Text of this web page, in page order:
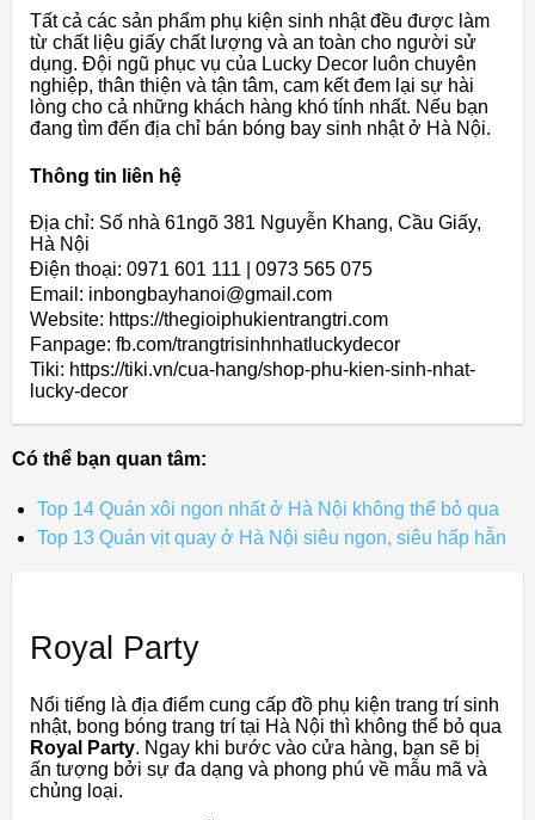
Tất cả các sản phẩm phụ kiện sinh nhật đều được làm
từ chất liệu giấy chất lượng và an toàn cho người sử
dụng. Đội ngũ phục vụ của Lucky Decor luôn chuyên
nghiệp, thân thiện và tận tâm, cam kết đem lại sự hài
lòng cho cả những khách hàng khó tính nhất. Nếu bạn
đang tìm đến địa chỉ bán bóng bay sinh nhật ở Hà Nội.
Thông tin liên hệ
Địa chỉ: Số nhà 61ngõ 381 Nguyễn Khang, Cầu Giấy,
Hà Nội
Điện thoại: 0971 601 111 | 0973 565 075
Email: inbongbayhanoi@gmail.com
Website: https://thegioiphukientrangtri.com
Fanpage: fb.com/trangtrisinhnhatluckydecor
Tiki: https://tiki.vn/cua-hang/shop-phu-kien-sinh-nhat-
lucky-decor
Có thể bạn quan tâm:
Top 14 Quán xôi ngon nhất ở Hà Nội không thể bỏ qua
Top 13 Quán vịt quay ở Hà Nội siêu ngon, siêu hấp hẫn
Royal Party
Nổi tiếng là địa điểm cung cấp đồ phụ kiện trang trí sinh
nhật, bong bóng trang trí tại Hà Nội thì không thể bỏ qua
Royal Party. Ngay khi bước vào cửa hàng, bạn sẽ bị
ấn tượng bởi sự đa dạng và phong phú về mẫu mã và
chủng loại.